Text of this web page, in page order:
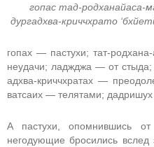
гопас тад-родханайаса-
дургадхва-криччхрато
гопах — пастухи; тат-
неудачи; ладжджа — от
адхва-криччхратах —
ватсаих — телятами;
А пастухи, опомнившись
негодующие бросились